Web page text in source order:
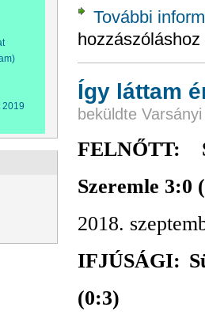
2019
További
hozzászóláshoz
Így láttam
beküldte
FELNŐTT:
Szeremle 3:0
2018.
IFJÚSÁGI:
(0:3)